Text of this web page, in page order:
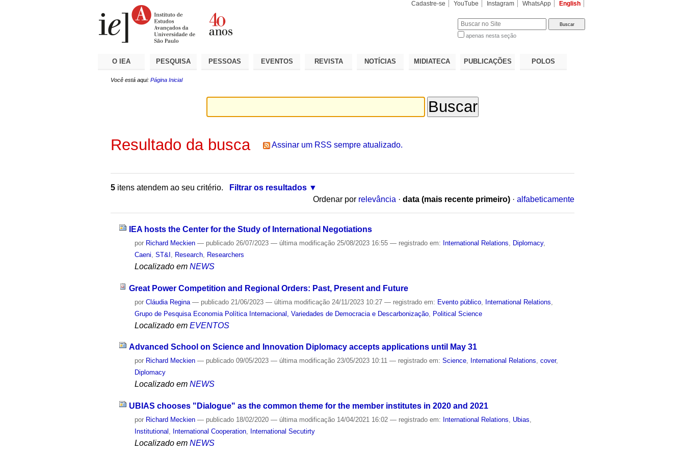
Cadastre-se YouTube Instagram WhatsApp English
apenas nesta seção
O IEA PESQUISA PESSOAS EVENTOS REVISTA NOTÍCIAS MIDIATECA PUBLICAÇÕES POLOS
Você está aqui: Página Inicial
Resultado da busca Assinar um RSS sempre atualizado.
5 itens atendem ao seu critério.
Filtrar os resultados
Ordenar por relevância · data (mais recente primeiro) · alfabeticamente
IEA hosts the Center for the Study of International Negotiations
por Richard Meckien — publicado 26/07/2023— última modificação 25/08/2023 16:55— registrado em: International Relations Diplomacy,
Caeni ,ST&I Research Researchers
Localizado em NEWS
Great Power Competition and Regional Orders: Past, Present and Future
porCláudia Regina — publicado 21/06/2023— última modificação 24/11/2023 10:27— registrado em: Evento público International Relations
Grupo de Pesquisa Economia Política Internacional, Variedades de Democracia e Descarbonização Political Science
Localizado em EVENTOS
Advanced School on Science and Innovation Diplomacy accepts applications until May 31
por Richard Meckien — publicado 09/05/2023— última modificação 23/05/2023 10:11— registrado em:Science, International Relations,cover,
Diplomacy
Localizado em NEWS
UBIAS chooses "Dialogue" as the common theme for the member institutes in 2020 and 2021
por Richard Meckien — publicado 18/02/2020— última modificação 14/04/2021 16:02— registrado em: International Relations, Ubias,
Institutional , International Cooperation, International Secutirty
Localizado em NEWS